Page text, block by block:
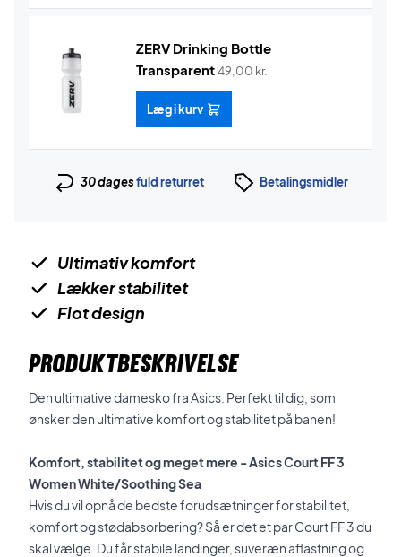
ZERV Drinking Bottle
Transparent49,00 kr.
Læg i kurv
30 dagesfuld returret Betalingsmidler
Ultimativ komfort
Lækker stabilitet
Flot design
PRODUKTBESKRIVELSE
Den ultimative damesko fra Asics. Perfekt til dig, som
ønsker den ultimative komfort og stabilitet på banen!
Komfort, stabilitet og meget mere - Asics Court FF 3
Women White/Soothing Sea
Hvis du vil opnå de bedste forudsætninger for stabilitet,
komfort og stødabsorbering? Så er det et parCourt FF 3 du
skal vælge. Du får stabile landinger, suveræn aflastning og